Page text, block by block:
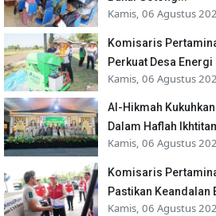
Kamis, 06 Agustus
Komisaris
Perkuat Desa
Kamis, 06 Agustus
Al-Hikmah
Dalam Haflah
Kamis, 06 Agustus
Komisaris
Pastikan Keandalan
Kamis, 06 Agustus